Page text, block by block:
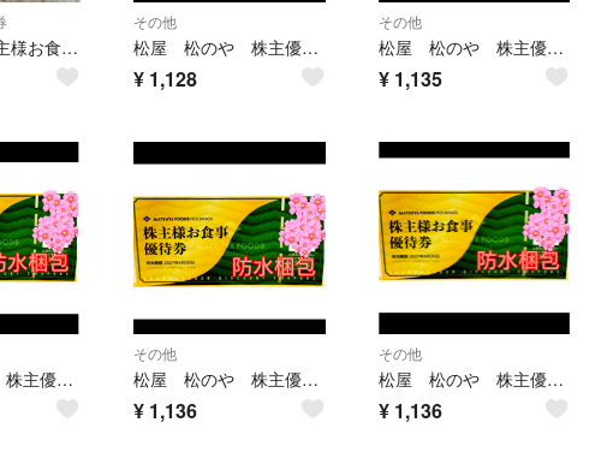
松屋フーズ 株主様お食事優待券 12枚セット 有効期限2027年6月30日 松屋フーズ 株主様お食事優待券 株主優待 松のや
その他
松屋 松のや 株主優待券
¥ 1,128
その他
松屋 松のや 株主優待券
¥ 1,135
松屋 松のや 株主優待券
その他
松屋 松のや 株主優待券
¥ 1,136
その他
松屋 松のや 株主優待券
¥ 1,136